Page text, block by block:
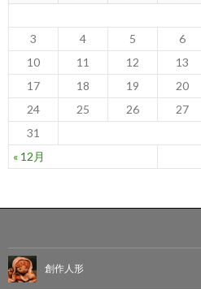
« 12月
3
4 5 6
10
11 12 13
17
18 19 20
24
25 26 27
31
創作人形